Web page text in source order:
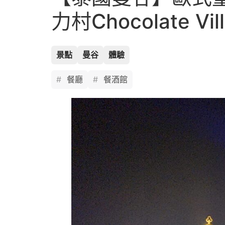
力村Chocolate
景點 曼谷 體驗
餐廳 餐酒館